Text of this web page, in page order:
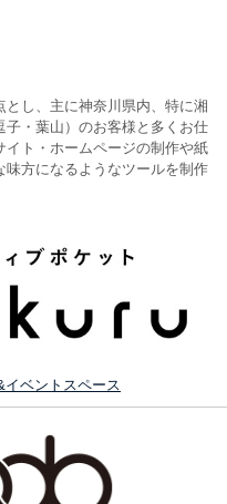
し、主に神奈川県内、特に湘
・葉山）のお客様と多くお仕
ト・ホームページの制作や紙
方になるようなツールを制作
ベントスペース